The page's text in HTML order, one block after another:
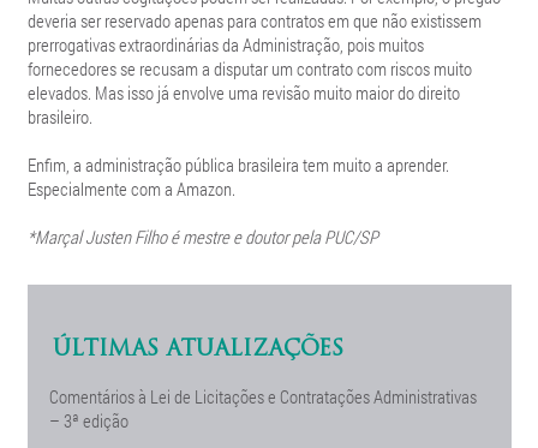
deveria ser reservado apenas para contratos em que não existissem
prerrogativas extraordinárias da Administração, pois muitos
fornecedores se recusam a disputar um contrato com riscos muito
elevados. Mas isso já envolve uma revisão muito maior do direito
brasileiro.
Enfim, a administração pública brasileira tem muito a aprender.
Especialmente com a Amazon.
*Marçal Justen Filho é mestre e doutor pela PUC/SP
ÚLTIMAS ATUALIZAÇÕES
Comentários à Lei de Licitações e Contratações Administrativas
– 3ª edição